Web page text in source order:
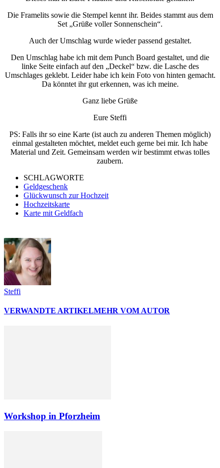
Die Framelits sowie die Stempel kennt ihr. Beides stammt aus dem
Set „Grüße voller Sonnenschein“.
Auch der Umschlag wurde wieder passend gestaltet.
Den Umschlag habe ich mit dem Punch Board gestaltet, und die
linke Seite einfach auf den „Deckel“ bzw. die Lasche des
Umschlages geklebt. Leider habe ich kein Foto von hinten gemacht.
Da könntet ihr gut erkennen, was ich meine.
Ganz liebe Grüße
Eure Steffi
PS: Falls ihr so eine Karte (ist auch zu anderen Themen möglich)
einmal gestalteten möchtet, meldet euch gerne bei mir. Ich habe
Material und Zeit. Gemeinsam werden wir bestimmt etwas tolles
zaubern.
SCHLAGWORTE
Geldgeschenk
Glückwunsch zur Hochzeit
Hochzeitskarte
Karte mit Geldfach
Steffi
VERWANDTE ARTIKELMEHR VOM AUTOR
Workshop in Pforzheim